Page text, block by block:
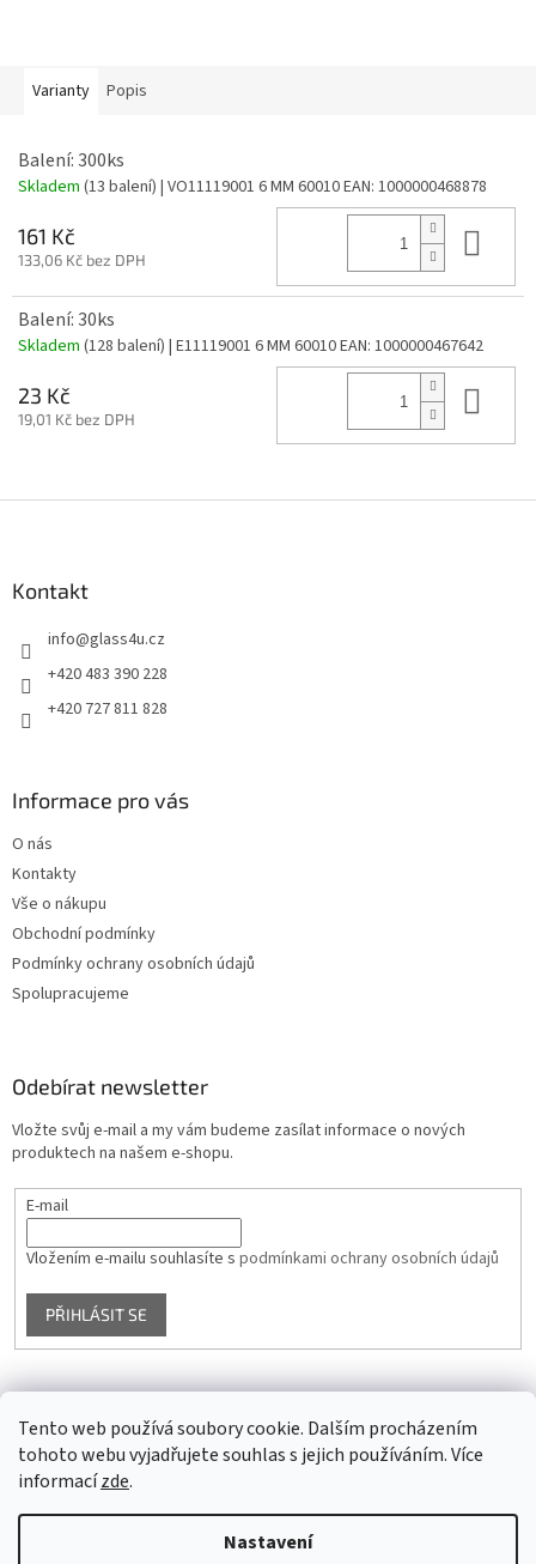
Tento web používá soubory cookie. Dalším procházením
tohoto webu vyjadřujete souhlas s jejich používáním. Více
informacízde.
Nastavení
Varianty Popis
Balení: 300ks
Skladem (13 balení) | VO11119001 6 MM 60010EAN: 1000000468878
161 Kč
133,06 Kč bez DPH
Balení: 30ks
Skladem (128 balení) | E11119001 6 MM 60010EAN: 1000000467642
23 Kč
19,01 Kč bez DPH
Kontakt
info@glass4u.cz
+420 483 390 228
+420 727 811 828
Informace pro vás
O nás
Kontakty
Vše o nákupu
Obchodní podmínky
Podmínky ochrany osobních údajů
Spolupracujeme
Odebírat newsletter
Vložte svůj e-mail a my vám budeme zasílat informace o nových
produktech na našem e-shopu.
E-mail
Vložením e-mailu souhlasíte s podmínkami ochrany osobních údajů
PŘIHLÁSIT SE
Facebook